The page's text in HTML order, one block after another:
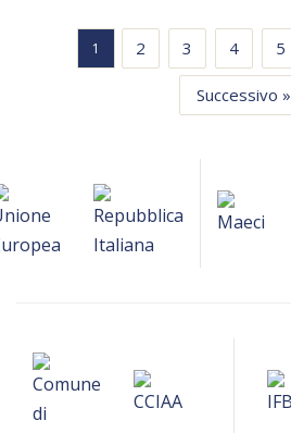
1 2 3 4 5
Successivo »